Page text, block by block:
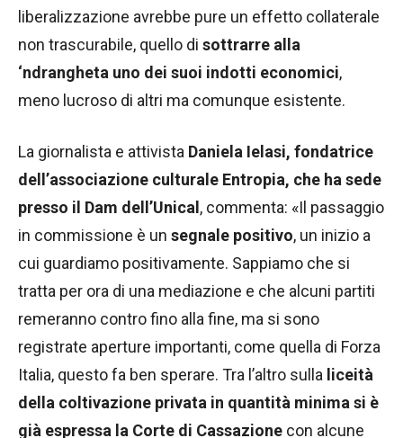
liberalizzazione avrebbe pure un effetto collaterale
non trascurabile, quello di sottrarre alla
‘ndrangheta uno dei suoi indotti economici,
meno lucroso di altri ma comunque esistente.
La giornalista e attivista Daniela Ielasi, fondatrice
dell’associazione culturale Entropia, che ha sede
presso il Dam dell’Unical , commenta: «Il passaggio
in commissione è un segnale positivo, un inizio a
cui guardiamo positivamente. Sappiamo che si
tratta per ora di una mediazione e che alcuni partiti
remeranno contro fino alla fine, ma si sono
registrate aperture importanti, come quella di Forza
Italia, questo fa ben sperare. Tra l’altro sulla liceità
della coltivazione privata in quantità minima si è
già espressa la Corte di Cassazione con alcune